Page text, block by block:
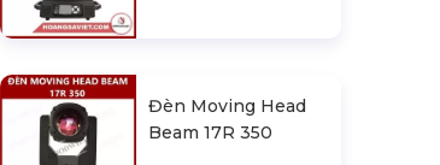
Đèn Moving Head
Beam 17R 350